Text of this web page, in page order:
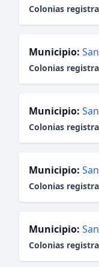
Colonias
Municipio:
Colonias
Municipio:
Colonias
Municipio:
Colonias
Municipio:
Colonias